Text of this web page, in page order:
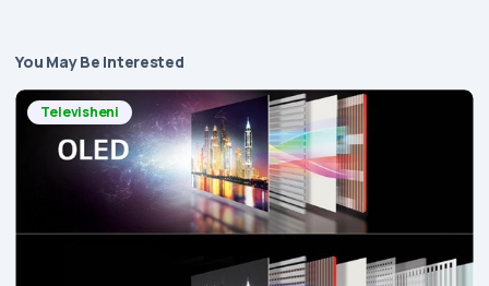
You May Be Interested
Televisheni